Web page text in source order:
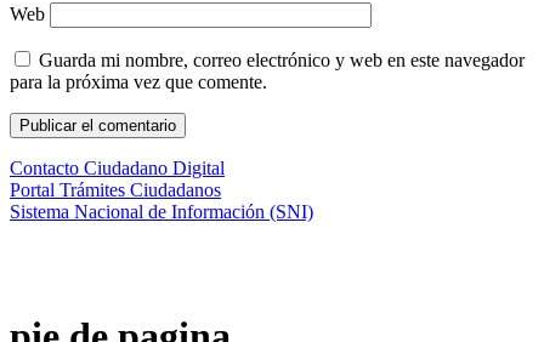
Web
Guarda mi nombre, correo electrónico y web en este navegador
para la próxima vez que comente.
Contacto Ciudadano Digital
Portal Trámites Ciudadanos
Sistema Nacional de Información (SNI)